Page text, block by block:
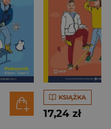
KSIĄŻKA
17,24 zł